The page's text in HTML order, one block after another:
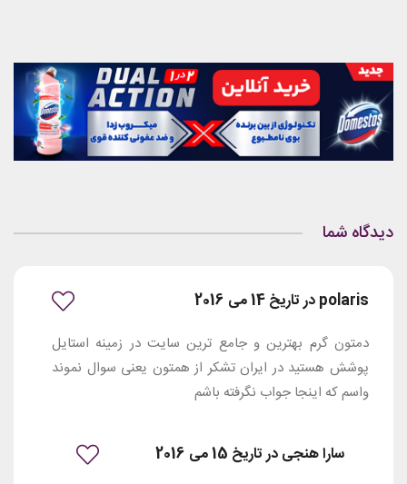
دیدگاه شما
polaris در تاریخ 14 می 2016
دمتون گرم بهترین و جامع ترین سایت در زمینه استایل
پوشش هستید در ایران تشکر از همتون یعنی سوال نموند
واسم که اینجا جواب نگرفته باشم
سارا هنجی در تاریخ 15 می 2016